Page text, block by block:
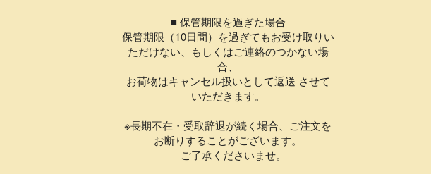
■ 保管期限を過ぎた場合
保管期限（10日間）を過ぎてもお受け取りい
ただけない、もしくはご連絡のつかない場
合、
お荷物はキャンセル扱いとして返送 させて
いただきます。
※長期不在・受取辞退が続く場合、ご注文を
お断りすることがございます。
ご了承くださいませ。